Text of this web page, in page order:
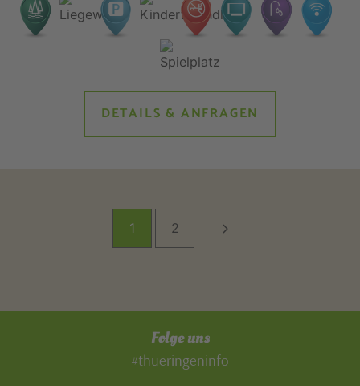
DETAILS & ANFRAGEN
1 2
Folge uns
#thueringeninfo